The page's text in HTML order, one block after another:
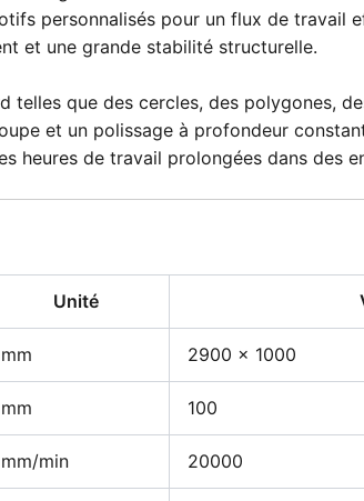
personnalisés pour un flux de travail
et une grande stabilité structurelle.
que des cercles, des polygones,
et un polissage à profondeur
heures de travail prolongées dans des
Unité
mm 2900 × 1000
mm 100
mm/min 20000